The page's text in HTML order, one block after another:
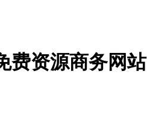
费资源商务网站